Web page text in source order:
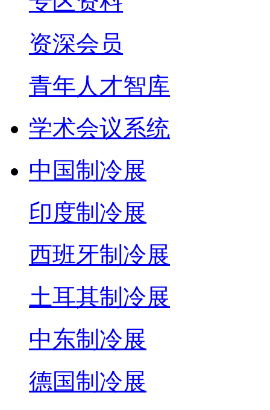
资深会员
青年人才智库
学术会议系统
中国制冷展
印度制冷展
西班牙制冷展
土耳其制冷展
中东制冷展
德国制冷展